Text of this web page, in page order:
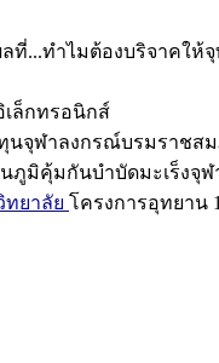
ลที่...ทำไมต้องบริจาคให้
เล็กทรอนิกส์
นจุฬาลงกรณ์บรมราชส
ภูมิคุ้มกันบำบัดมะเร็งจุฬ
ทยาลัย โครงการอุทยาน